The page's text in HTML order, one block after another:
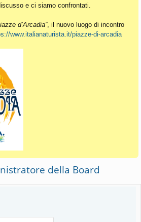
e ci siamo confrontati.
d’Arcadia”, il nuovo luogo di incontro
www.italianaturista.it/piazze-di-arcadia
della Board